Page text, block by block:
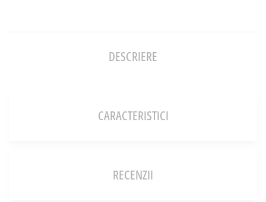
DESCRIERE
CARACTERISTICI
RECENZII